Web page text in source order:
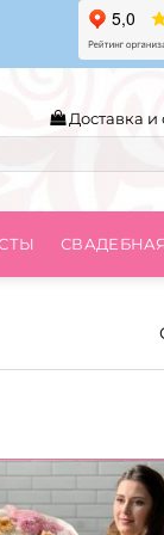
Доставка и